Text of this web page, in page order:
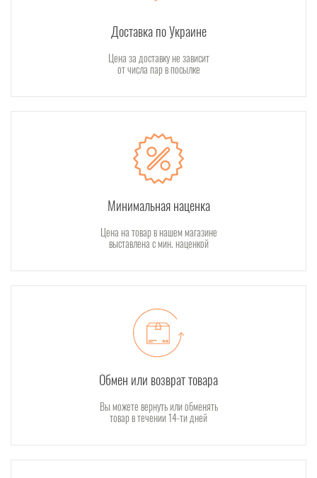
Доставка по Украине
Цена за доставку не зависит
от числа пар в посылке
Минимальная наценка
Цена на товар в нашем магазине
выставлена с мин. наценкой
Обмен или возврат товара
Вы можете вернуть или обменять
товар в течении 14-ти дней